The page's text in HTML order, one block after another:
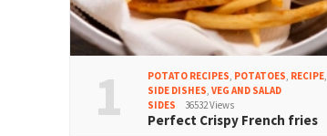
1 POTATO RECIPES, POTATOES, RECIPE,
SIDE DISHES,VEG AND SALAD
SIDES
36532 Views
Perfect Crispy French fries